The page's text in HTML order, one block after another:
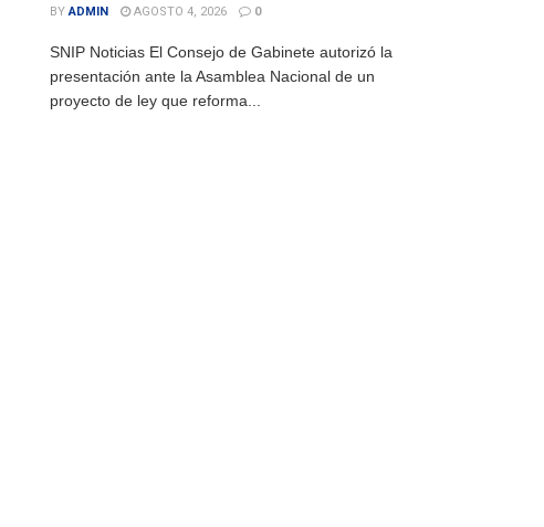
BY ADMIN AGOSTO 4, 2026 0
SNIP Noticias El Consejo de Gabinete autorizó la
presentación ante la Asamblea Nacional de un
proyecto de ley que reforma...